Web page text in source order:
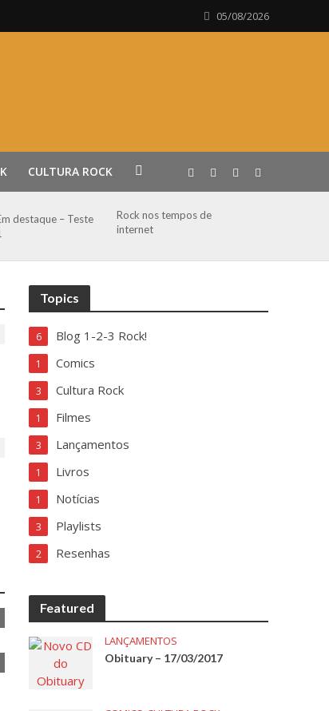
05/08/2026
CULTURA ROCK
destaque – Teste
Rock nos tempos de
internet
Topics
Blog 1-2-3 Rock!
6
Comics
1
Cultura Rock
3
Filmes
1
Lançamentos
3
Livros
1
Notícias
1
Playlists
3
Resenhas
2
Featured
LANÇAMENTOS
Obituary – 17/03/2017